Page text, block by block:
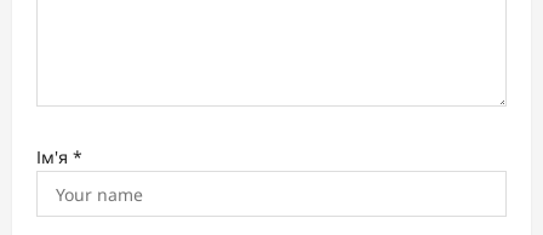
Ім'я *